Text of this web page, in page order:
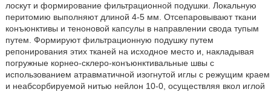
лоскут и формирование фильтрационной подушки. Локальную
перитомию выполняют длиной 4-5 мм. Отсепаровывают ткани
конъюнктивы и теноновой капсулы в направлении свода тупым
путем. Формируют фильтрационную подушку путем
репонирования этих тканей на исходное место и, накладывая
погружные корнео-склеро-конъюнктивальные швы с
использованием атравматичной изогнутой иглы с режущим краем
и неабсорбируемой нитью нейлон 10-0, осуществляя вкол иглой